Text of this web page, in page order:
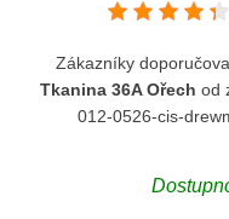
Zákazníky
Tkanina 36A Ořech od
012-0526-cis-